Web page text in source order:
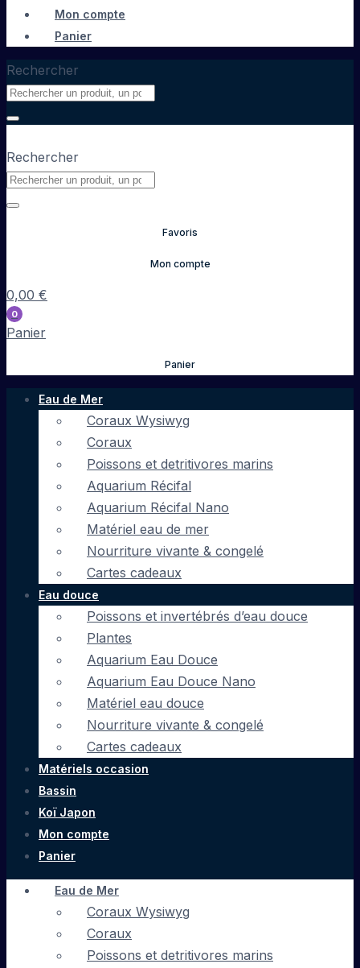
Mon compte
Panier
Rechercher
Rechercher
Favoris
Mon compte
0,00 €
0
Panier
Panier
Eau de Mer
Coraux Wysiwyg
Coraux
Poissons et detritivores marins
Aquarium Récifal
Aquarium Récifal Nano
Matériel eau de mer
Nourriture vivante & congelé
Cartes cadeaux
Eau douce
Poissons et invertébrés d’eau douce
Plantes
Aquarium Eau Douce
Aquarium Eau Douce Nano
Matériel eau douce
Nourriture vivante & congelé
Cartes cadeaux
Matériels occasion
Bassin
Koï Japon
Mon compte
Panier
Eau de Mer
Coraux Wysiwyg
Coraux
Poissons et detritivores marins